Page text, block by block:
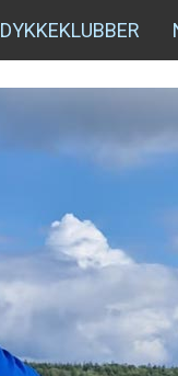
DYKKEKLUBBER